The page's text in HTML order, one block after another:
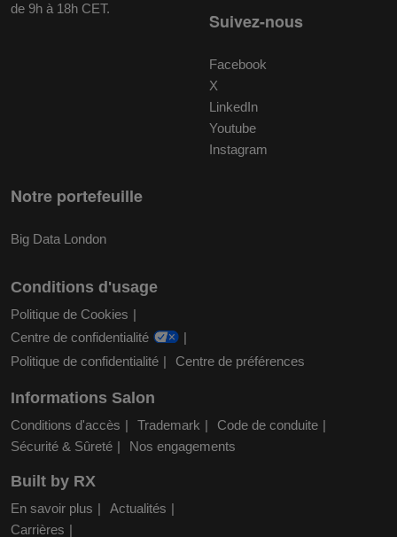
de 9h à 18h CET.
Suivez-nous
Facebook
X
LinkedIn
Youtube
Instagram
Notre portefeuille
Big Data London
Conditions d'usage
Politique de Cookies
Centre de confidentialité
Politique de confidentialité
Centre de préférences
Informations Salon
Conditions d'accès Trademark
Code de conduite
Sécurité & Sûreté
Nos engagements
Built by RX
En savoir plus
Actualités
Carrières